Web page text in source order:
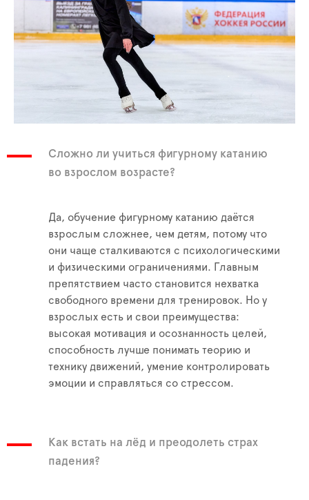
Сложно ли учиться фигурному катанию
во взрослом возрасте?
Да, обучение фигурному катанию даётся
взрослым сложнее, чем детям, потому что
они чаще сталкиваются с психологическими
и физическими ограничениями. Главным
препятствием часто становится нехватка
свободного времени для тренировок. Но у
взрослых есть и свои преимущества:
высокая мотивация и осознанность целей,
способность лучше понимать теорию и
технику движений, умение контролировать
эмоции и справляться со стрессом.
Как встать на лёд и преодолеть страх
падения?